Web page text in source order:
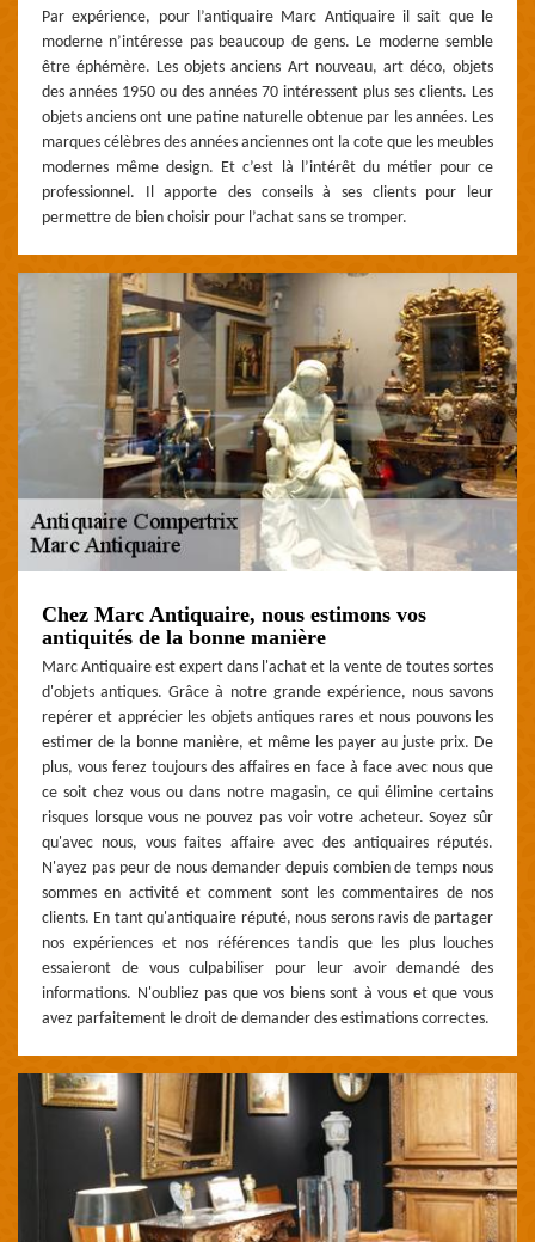
Par expérience, pour l’antiquaire Marc Antiquaire il sait que le
moderne n’intéresse pas beaucoup de gens. Le moderne semble
être éphémère. Les objets anciens Art nouveau, art déco, objets
des années 1950 ou des années 70 intéressent plus ses clients. Les
objets anciens ont une patine naturelle obtenue par les années. Les
marques célèbres des années anciennes ont la cote que les meubles
modernes même design. Et c’est là l’intérêt du métier pour ce
professionnel. Il apporte des conseils à ses clients pour leur
permettre de bien choisir pour l’achat sans se tromper.
Chez Marc Antiquaire, nous estimons vos
antiquités de la bonne manière
Marc Antiquaire est expert dans l'achat et la vente de toutes sortes
d'objets antiques. Grâce à notre grande expérience, nous savons
repérer et apprécier les objets antiques rares et nous pouvons les
estimer de la bonne manière, et même les payer au juste prix. De
plus, vous ferez toujours des affaires en face à face avec nous que
ce soit chez vous ou dans notre magasin, ce qui élimine certains
risques lorsque vous ne pouvez pas voir votre acheteur. Soyez sûr
qu'avec nous, vous faites affaire avec des antiquaires réputés.
N'ayez pas peur de nous demander depuis combien de temps nous
sommes en activité et comment sont les commentaires de nos
clients. En tant qu'antiquaire réputé, nous serons ravis de partager
nos expériences et nos références tandis que les plus louches
essaieront de vous culpabiliser pour leur avoir demandé des
informations. N'oubliez pas que vos biens sont à vous et que vous
avez parfaitement le droit de demander des estimations correctes.